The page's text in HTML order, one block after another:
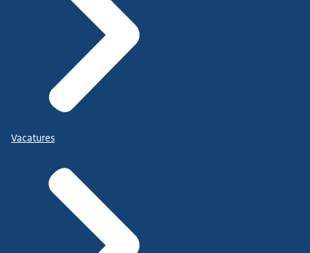
Vacatures